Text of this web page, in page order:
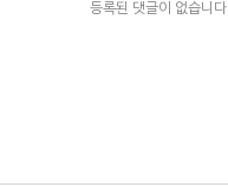
등록된 댓글이 없습니다.